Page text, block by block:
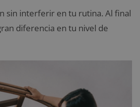
sin interferir en tu rutina. Al final
diferencia en tu nivel de